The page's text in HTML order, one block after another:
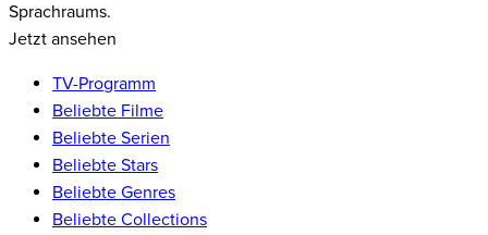
Sprachraums.
Jetzt ansehen
TV-Programm
Beliebte Filme
Beliebte Serien
Beliebte Stars
Beliebte Genres
Beliebte Collections